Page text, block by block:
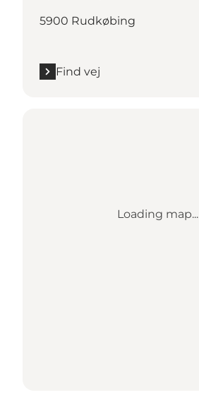
5900 Rudkøbing
Find vej
Loading map...